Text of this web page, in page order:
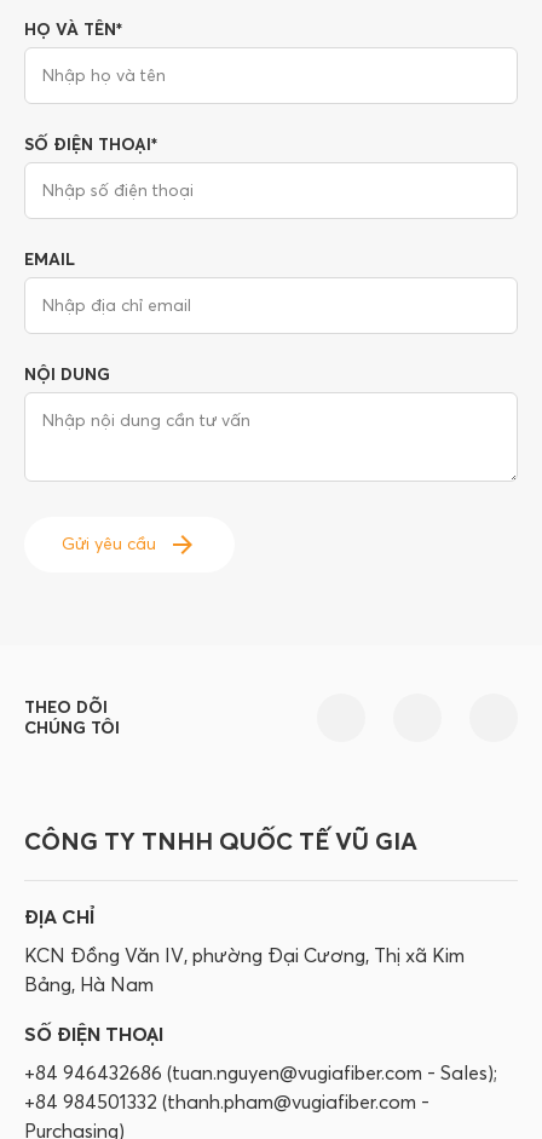
HỌ VÀ TÊN*
SỐ ĐIỆN THOẠI*
EMAIL
NỘI DUNG
Gửi yêu cầu
THEO DÕI
CHÚNG TÔI
CÔNG TY TNHH QUỐC TẾ VŨ GIA
ĐỊA CHỈ
KCN Đồng Văn IV, phường Đại Cương, Thị xã Kim
Bảng, Hà Nam
SỐ ĐIỆN THOẠI
+84 946432686 (tuan.nguyen@vugiafiber.com - Sales);
+84 984501332 (thanh.pham@vugiafiber.com -
Purchasing)